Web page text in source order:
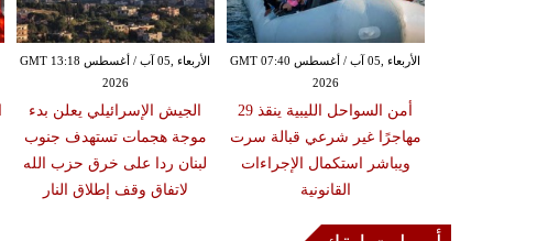
الأربعاء ,05 آب / أغسطس GMT 13:18
2026
الجيش الإسرائيلي يعلن بدء
موجة هجمات تستهدف جنوب
لبنان ردا على خرق حزب الله
لاتفاق وقف إطلاق النار
الأربعاء ,05 آب / أغسطس GMT 07:40
2026
أمن السواحل الليبية ينقذ 29
مهاجرًا غير شرعي قبالة سرت
ويباشر استكمال الإجراءات
القانونية